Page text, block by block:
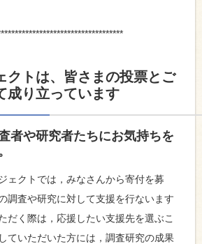
クトは、皆さまの投票とご
成り立っています
者や研究者たちにお気持ちを
ェクトでは，みなさんから寄付を募
調査や研究に対して支援を行ないます
だく際は，応援したい支援先を選ぶこ
ていただいた方には，調査研究の成果